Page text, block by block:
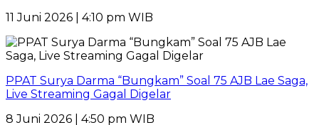
11 Juni 2026 | 4:10 pm WIB
PPAT Surya Darma “Bungkam” Soal 75 AJB Lae Saga,
Live Streaming Gagal Digelar
8 Juni 2026 | 4:50 pm WIB